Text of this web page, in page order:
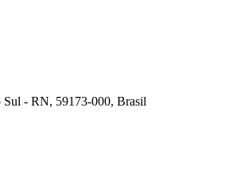
- RN, 59173-000, Brasil